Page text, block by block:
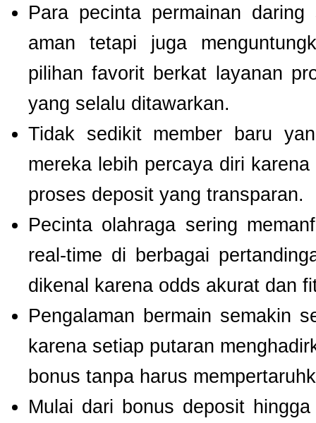
Para pecinta permainan
aman tetapi juga
pilihan favorit berkat layanan
yang selalu ditawarkan.
Tidak sedikit member baru
mereka lebih percaya diri
proses deposit yang transparan.
Pecinta olahraga sering
real-time di berbagai
dikenal karena odds akurat dan
Pengalaman bermain semakin
karena setiap putaran
bonus tanpa harus
Mulai dari bonus deposit